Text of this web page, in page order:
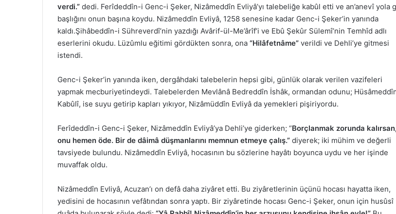
verdi.” dedi. Ferîdeddîn-i Genc-i Şeker, Nizâmeddîn Evliyâ’yı talebeliğe kabûl etti ve an’anevî yola
başlığını onun başına koydu. Nizâmeddîn Evliyâ, 1258 senesine kadar Genc-i Şeker’in yanında
kaldı.Şihâbeddîn-i Sühreverdî’nin yazdığı Avârif-ül-Me’ârîf’i ve Ebû Şekûr Sülemî’nin Temhîd adlı
eserlerini okudu. Lüzûmlu eğitimi gördükten sonra, ona “Hilâfetnâme” verildi ve Dehli’ye gitmesi
istendi.
Genc-i Şeker’in yanında iken, dergâhdaki talebelerin hepsi gibi, günlük olarak verilen vazifeleri
yapmak mecburiyetindeydi. Talebelerden Mevlânâ Bedreddîn İshâk, ormandan odunu;
Kabûlî, ise suyu getirip kapları yıkıyor, Nizâmüddîn Evliyâ da yemekleri pişiriyordu.
Ferîdeddîn-i Genc-i Şeker, Nizâmeddîn Evliyâ’ya Dehli’ye giderken; “Borçlanmak zorunda kalırsan,
onu hemen öde. Bir de dâimâ düşmanlarını memnun etmeye çalış.” diyerek; iki mühim ve değerli
tavsiyede bulundu. Nizâmeddîn Evliyâ, hocasının bu sözlerine hayâtı boyunca uydu ve her işinde
muvaffak oldu.
Nizâmeddîn Evliyâ, Acuzan’ı on defâ daha ziyâret etti. Bu ziyâretlerinin üçünü hocası hayatta iken,
yedisini de hocasının vefâtından sonra yaptı. Bir ziyâretinde hocası Genc-i Şeker, onun için husûsî